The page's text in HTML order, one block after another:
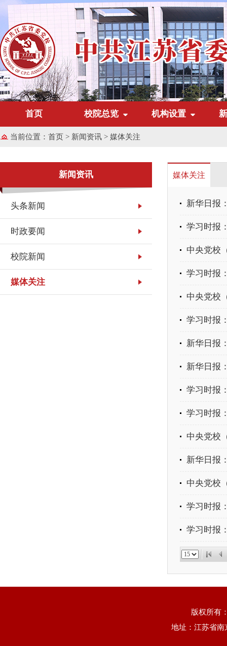
首页 校院总览 机构设置
当前位置： 首页 > 新闻资讯 > 媒体关注
新闻资讯
头条新闻
时政要闻
校院新闻
媒体关注
媒体关注
新华日报
学习时报
中央党校
学习时报
中央党校
学习时报
新华日报
新华日报
学习时报
学习时报
中央党校
新华日报
中央党校
学习时报
学习时报
版权所有
地址：江苏省南